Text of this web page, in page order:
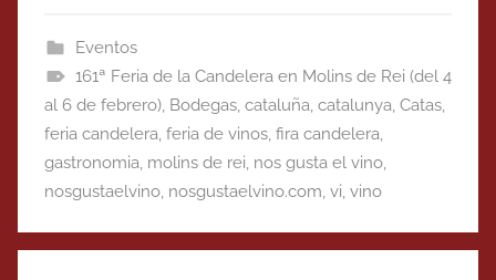
Eventos
161ª Feria de la Candelera en Molins de Rei (del 4
al 6 de febrero), Bodegas, cataluña, catalunya, Catas,
feria candelera, feria de vinos, fira candelera,
gastronomia, molins de rei, nos gusta el vino,
nosgustaelvino, nosgustaelvino.com, vi, vino